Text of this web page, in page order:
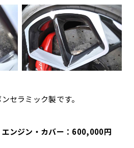
セラミック製です。
ンジン・カバー：600,000円